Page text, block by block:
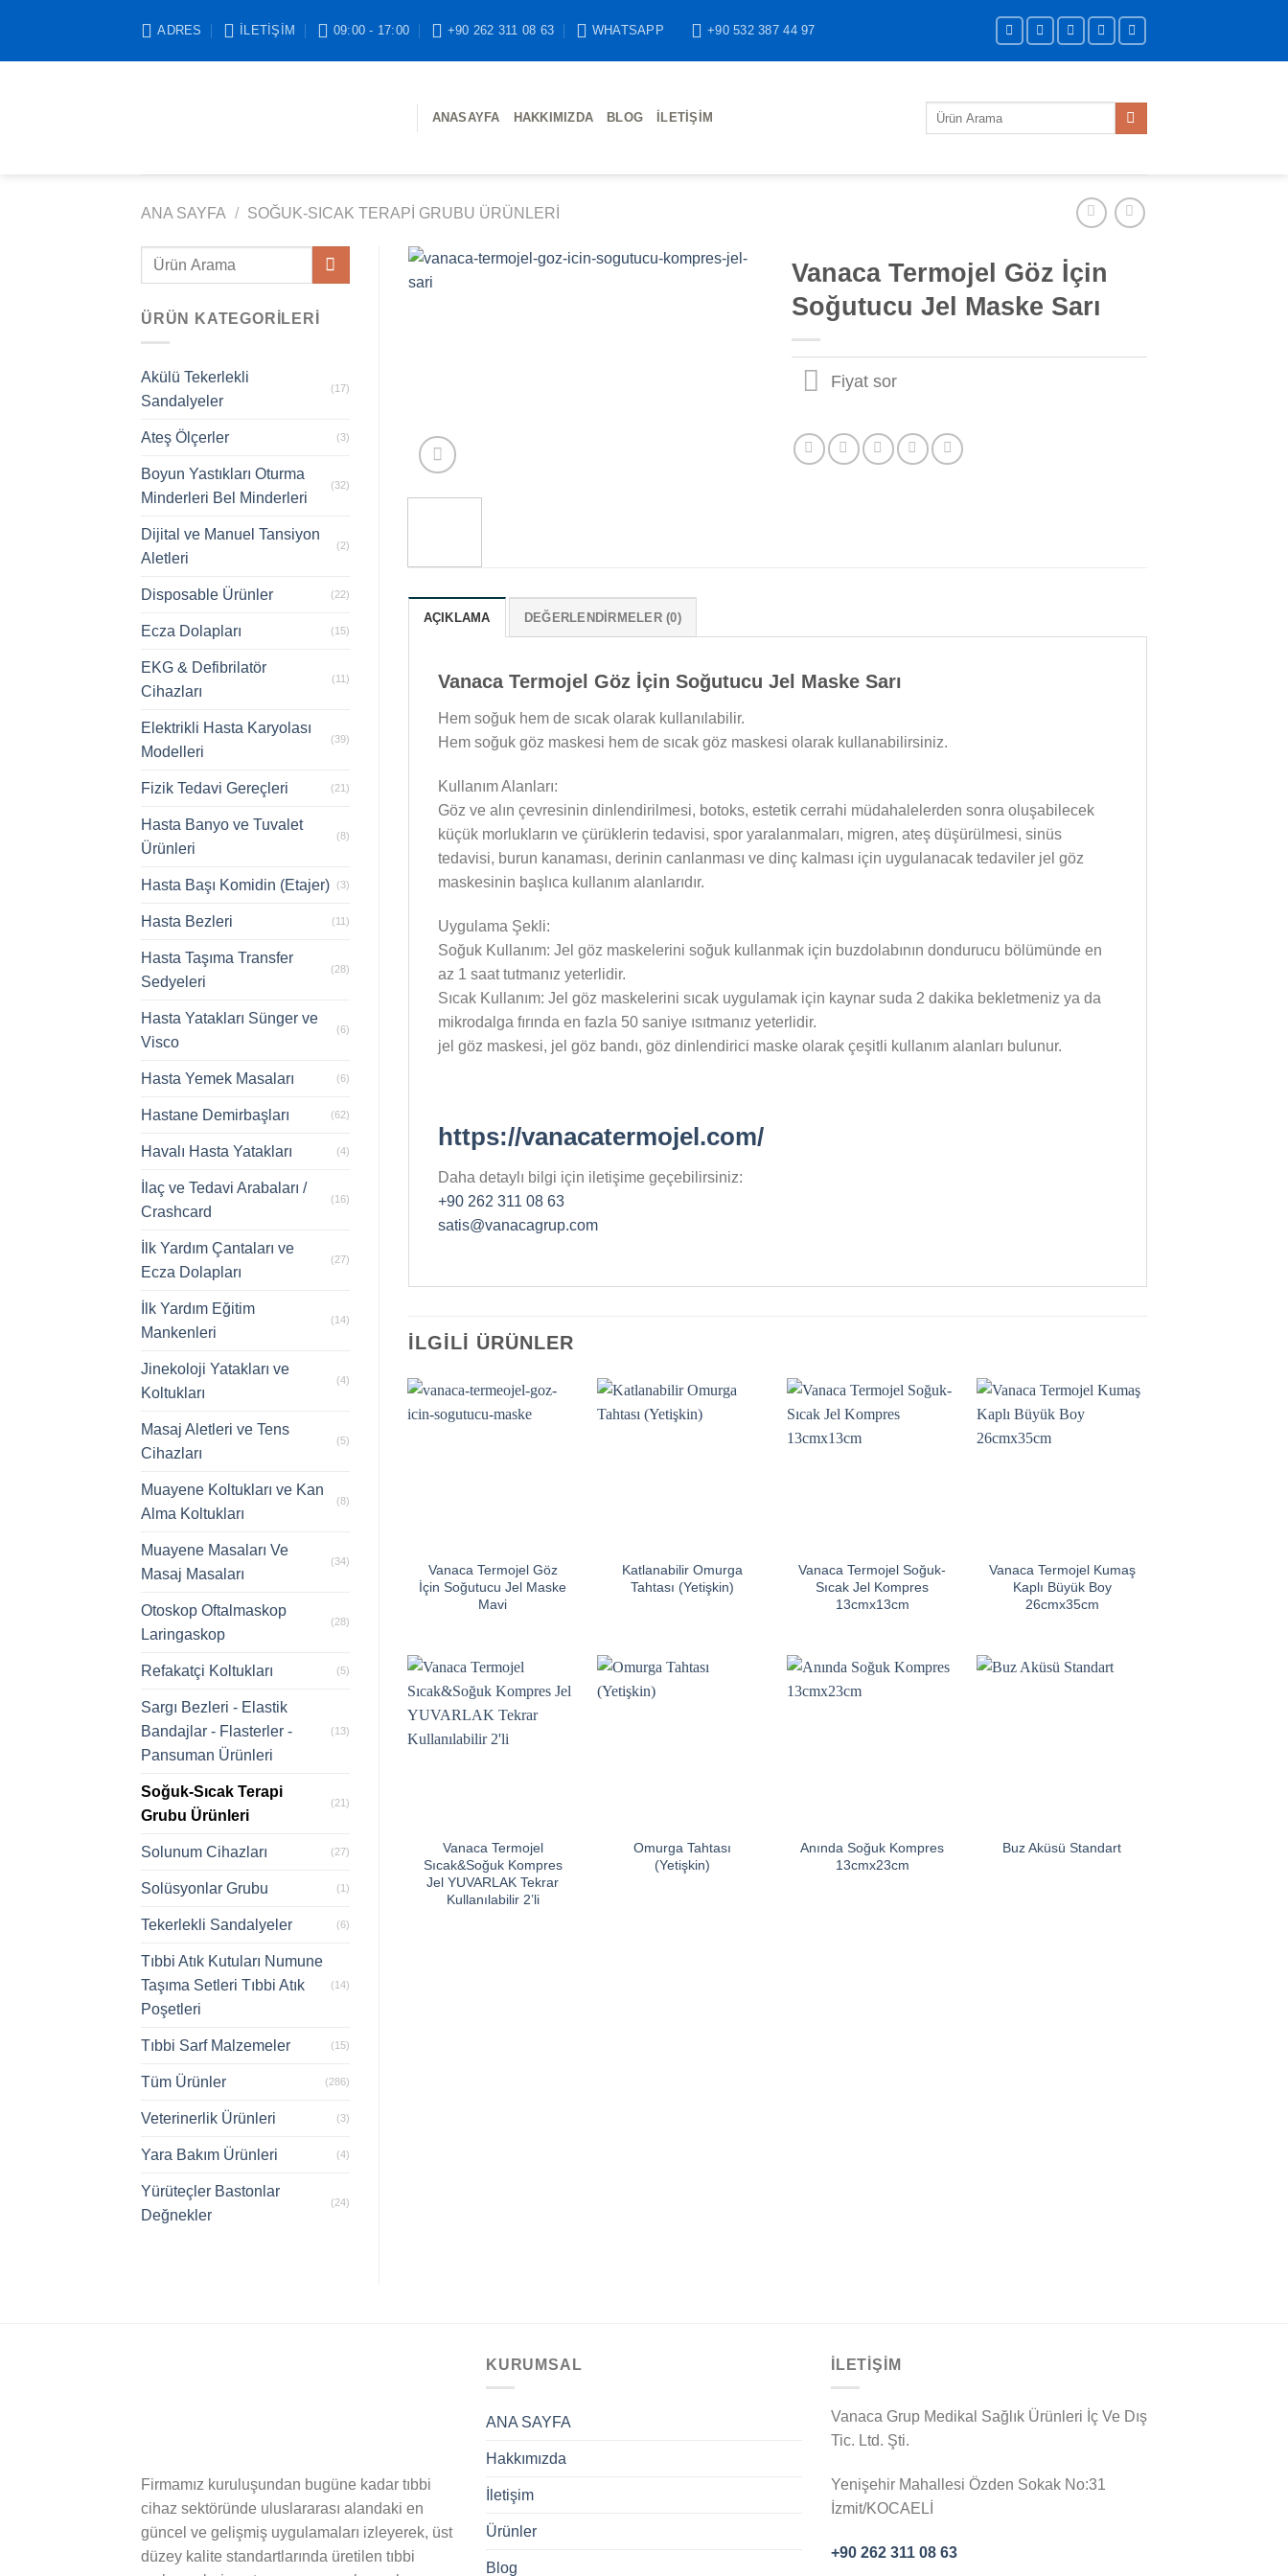
ADRES İLETIŞIM 09:00 - 17:00 +90 262 311 08 63 WHATSAPP +90 532 387 44 97
ANASAYFA HAKKIMIZDA BLOG İLETIŞIM
Ara:
ANA SAYFA / SOĞUK-SICAK TERAPI GRUBU ÜRÜNLERI
Ara:
ÜRÜN KATEGORILERI
Akülü Tekerlekli
Sandalyeler
(17)
Ateş Ölçerler (3)
Boyun Yastıkları Oturma
Minderleri Bel Minderleri
(32)
Dijital ve Manuel Tansiyon
Aletleri
(2)
Disposable Ürünler (22)
Ecza Dolapları (15)
EKG & Defibrilatör
Cihazları
(11)
Elektrikli Hasta Karyolası
Modelleri
(39)
Fizik Tedavi Gereçleri (21)
Hasta Banyo ve Tuvalet
Ürünleri
(8)
Hasta Başı Komidin (Etajer) (3)
Hasta Bezleri (11)
Hasta Taşıma Transfer
Sedyeleri
(28)
Hasta Yatakları Sünger ve
Visco
(6)
Hasta Yemek Masaları (6)
Hastane Demirbaşları (62)
Havalı Hasta Yatakları (4)
İlaç ve Tedavi Arabaları /
Crashcard
(16)
İlk Yardım Çantaları ve
Ecza Dolapları
(27)
İlk Yardım Eğitim
Mankenleri
(14)
Jinekoloji Yatakları ve
Koltukları
(4)
Masaj Aletleri ve Tens
Cihazları
(5)
Muayene Koltukları ve Kan
Alma Koltukları
(8)
Muayene Masaları Ve
Masaj Masaları
(34)
Otoskop Oftalmaskop
Laringaskop
(28)
Refakatçi Koltukları (5)
Sargı Bezleri - Elastik
Bandajlar - Flasterler -
Pansuman Ürünleri
(13)
Soğuk-Sıcak Terapi
Grubu Ürünleri
(21)
Solunum Cihazları (27)
Solüsyonlar Grubu (1)
Tekerlekli Sandalyeler (6)
Tıbbi Atık Kutuları Numune
Taşıma Setleri Tıbbi Atık
Poşetleri
(14)
Tıbbi Sarf Malzemeler (15)
Tüm Ürünler (286)
Veterinerlik Ürünleri (3)
Yara Bakım Ürünleri (4)
Yürüteçler Bastonlar
Değnekler
(24)
Vanaca Termojel Göz İçin
Soğutucu Jel Maske Sarı
Fiyat sor
AÇIKLAMA DEĞERLENDIRMELER (0)
Vanaca Termojel Göz İçin Soğutucu Jel Maske Sarı
Hem soğuk hem de sıcak olarak kullanılabilir.
Hem soğuk göz maskesi hem de sıcak göz maskesi olarak kullanabilirsiniz.
Kullanım Alanları:
Göz ve alın çevresinin dinlendirilmesi, botoks, estetik cerrahi müdahalelerden sonra oluşabilecek
küçük morlukların ve çürüklerin tedavisi, spor yaralanmaları, migren, ateş düşürülmesi, sinüs
tedavisi, burun kanaması, derinin canlanması ve dinç kalması için uygulanacak tedaviler jel göz
maskesinin başlıca kullanım alanlarıdır.
Uygulama Şekli:
Soğuk Kullanım: Jel göz maskelerini soğuk kullanmak için buzdolabının dondurucu bölümünde en
az 1 saat tutmanız yeterlidir.
Sıcak Kullanım: Jel göz maskelerini sıcak uygulamak için kaynar suda 2 dakika bekletmeniz ya da
mikrodalga fırında en fazla 50 saniye ısıtmanız yeterlidir.
jel göz maskesi, jel göz bandı, göz dinlendirici maske olarak çeşitli kullanım alanları bulunur.
https://vanacatermojel.com/
Daha detaylı bilgi için iletişime geçebilirsiniz:
+90 262 311 08 63
satis@vanacagrup.com
İLGILI ÜRÜNLER
Vanaca Termojel Göz
İçin Soğutucu Jel Maske
Mavi
Katlanabilir Omurga
Tahtası (Yetişkin)
Vanaca Termojel Soğuk-
Sıcak Jel Kompres
13cmx13cm
Vanaca Termojel Kumaş
Kaplı Büyük Boy
26cmx35cm
Vanaca Termojel
Sıcak&Soğuk Kompres
Jel YUVARLAK Tekrar
Kullanılabilir 2’li
Omurga Tahtası
(Yetişkin)
Anında Soğuk Kompres
13cmx23cm
Buz Aküsü Standart
Firmamız kuruluşundan bugüne kadar tıbbi
cihaz sektöründe uluslararası alandaki en
güncel ve gelişmiş uygulamaları izleyerek, üst
düzey kalite standartlarında üretilen tıbbi
KURUMSAL
ANA SAYFA
Hakkımızda
İletişim
Ürünler
Blog
İLETİŞİM
Vanaca Grup Medikal Sağlık Ürünleri İç Ve Dış
Tic. Ltd. Şti.
Yenişehir Mahallesi Özden Sokak No:31
İzmit/KOCAELİ
+90 262 311 08 63